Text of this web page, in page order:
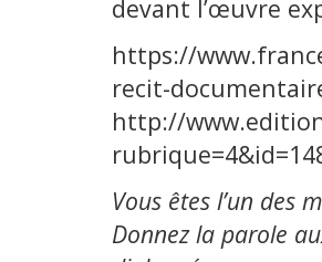
devant l’œuvre
https://
recit-
http://
Vous êtes l’un des
Donnez la parole